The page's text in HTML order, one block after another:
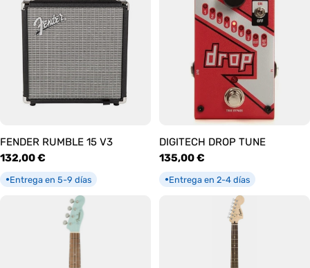
FENDER RUMBLE 15 V3
Precio
habitual
132,00 €
●Entrega en 5-9 días
DIGITECH DROP TUNE
Precio
habitual
135,00 €
●Entrega en 2-4 días